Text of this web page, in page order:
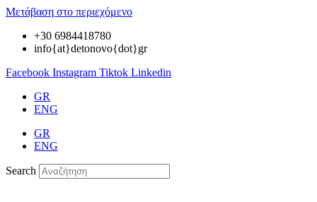
Μετάβαση στο περιεχόμενο
+30 6984418780
info{at}detonovo{dot}gr
Facebook Instagram Tiktok Linkedin
GR
ENG
GR
ENG
Search